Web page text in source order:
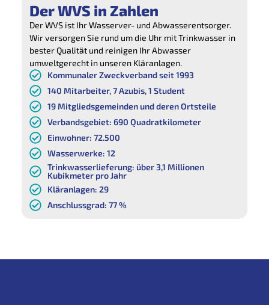
Der WVS in Zahlen
Der WVS ist Ihr Wasserver- und Abwasserentsorger.
Wir versorgen Sie rund um die Uhr mit Trinkwasser in
bester Qualität und reinigen Ihr Abwasser
umweltgerecht in unseren Kläranlagen.
Kommunaler Zweckverband seit 1993
140 Mitarbeiter, 7 Azubis, 1 Student
19 Mitgliedsgemeinden und deren Ortsteile
Verbandsgebiet: 690 Quadratkilometer
Einwohner: 72.500
Wasserwerke: 12
Trinkwasserlieferung: über 3,1 Millionen
Kubikmeter pro Jahr
Kläranlagen: 29
Anschlussgrad: 77 %